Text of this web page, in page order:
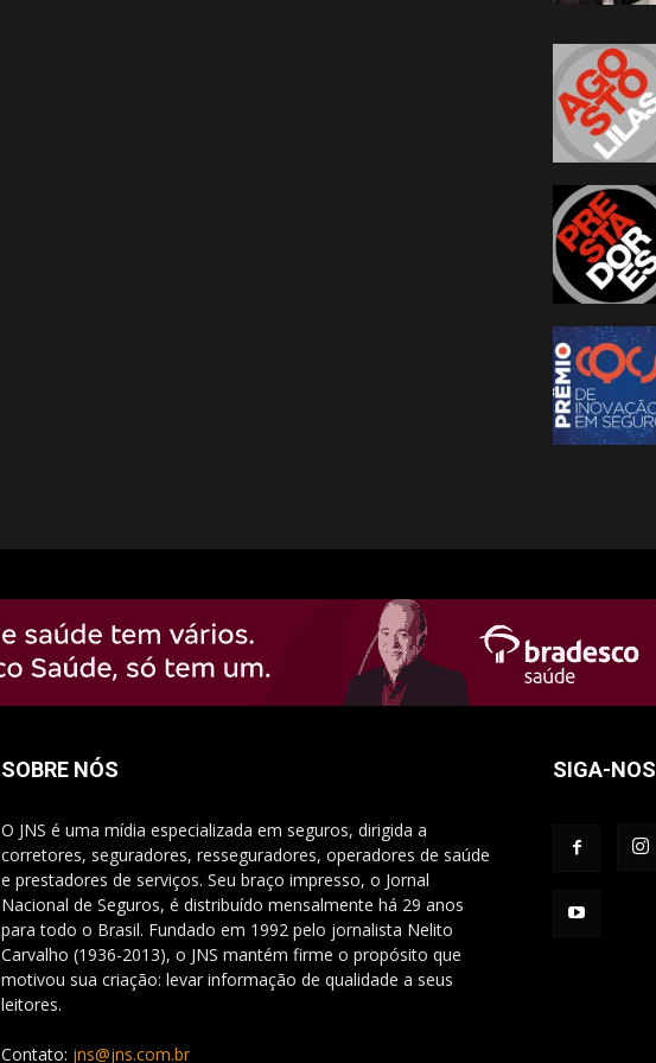
SOBRE NÓS
O JNS é uma mídia especializada em seguros, dirigida a
corretores, seguradores, resseguradores, operadores de saúde
e prestadores de serviços. Seu braço impresso, o Jornal
Nacional de Seguros, é distribuído mensalmente há 29 anos
para todo o Brasil. Fundado em 1992 pelo jornalista Nelito
Carvalho (1936-2013), o JNS mantém firme o propósito que
motivou sua criação: levar informação de qualidade a seus
leitores.
Contato: jns@jns.com.br
SIGA-NOS